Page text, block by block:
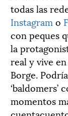
todas las
Instagram o
con peques
la
real y vive
Borge.
‘baldomers’
momentos